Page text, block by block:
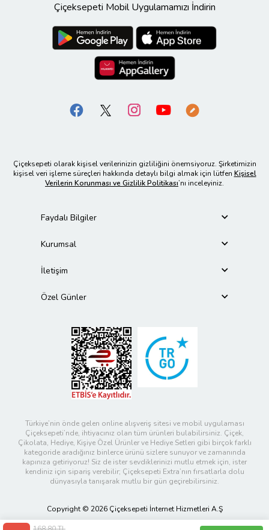
Çiçeksepeti Mobil Uygulamamızı İndirin
Çiçeksepeti olarak kişisel verilerinizin gizliliğini önemsiyoruz. Şirketimizin
kişisel veri işleme süreçleri hakkında detaylı bilgi almak için lütfen Kişisel
Verilerin Korunması ve Gizlilik Politikası’nı inceleyiniz.
Faydalı Bilgiler
Kurumsal
İletişim
Özel Günler
Türkiye’nin önde gelen online alışveriş sitesi ve mobil uygulaması
Çiçeksepeti’nde, ihtiyacınız olan tüm ürünleri bulabilirsiniz. Çiçek,
Çikolata, Hediye, Kişiye Özel Ürünler ve Hediye Setleri gibi birçok farklı
kategoride aradığınız binlerce ürünü sizlere sunuyor ve zamanında
kapınıza getiriyoruz! Siz de ister sevdiklerinizi mutlu etmek için, ister
kendiniz için sipariş verebilir; Çiçeksepeti Extra’nın fırsatlarla dolu
dünyasıyla tanışarak mutlu bir gün geçirebilirsiniz.
Copyright © 2026 Çiçeksepeti İnternet Hizmetleri A.Ş